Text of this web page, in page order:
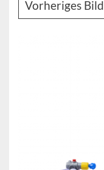
Vorheriges Bild